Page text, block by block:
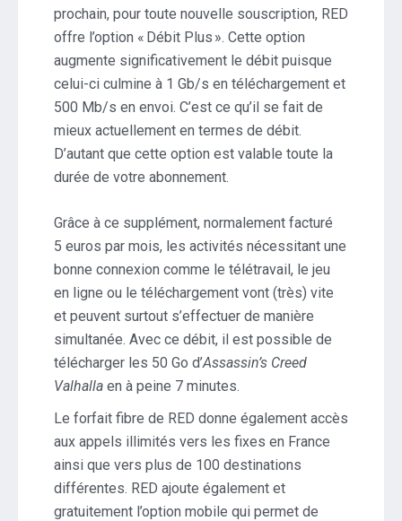
prochain, pour toute nouvelle souscription, RED
offre l’option « Débit Plus ». Cette option
augmente significativement le débit puisque
celui-ci culmine à 1 Gb/s en téléchargement et
500 Mb/s en envoi. C’est ce qu’il se fait de
mieux actuellement en termes de débit.
D’autant que cette option est valable toute la
durée de votre abonnement.
Grâce à ce supplément, normalement facturé
5 euros par mois, les activités nécessitant une
bonne connexion comme le télétravail, le jeu
en ligne ou le téléchargement vont (très) vite
et peuvent surtout s’effectuer de manière
simultanée. Avec ce débit, il est possible de
télécharger les 50 Go d’Assassin’s Creed
Valhalla en à peine 7 minutes.
Le forfait fibre de RED donne également accès
aux appels illimités vers les fixes en France
ainsi que vers plus de 100 destinations
différentes. RED ajoute également et
gratuitement l’option mobile qui permet de